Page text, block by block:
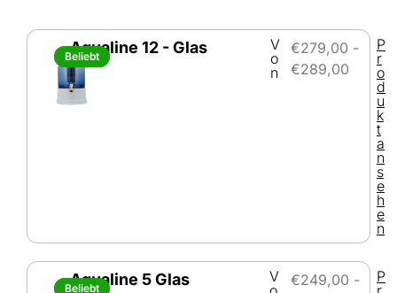
Beliebt
Beliebt
Aqualine 12 - Glas
V
o
n
€279,00 -
€289,00
P
r
o
d
u
k
t
a
n
s
e
h
e
n
Beliebt
Beliebt
Aqualine 5 Glas
V
€249,00 -
P